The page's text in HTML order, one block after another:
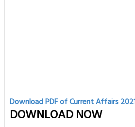
Download PDF of Current Affairs
DOWNLOAD NOW